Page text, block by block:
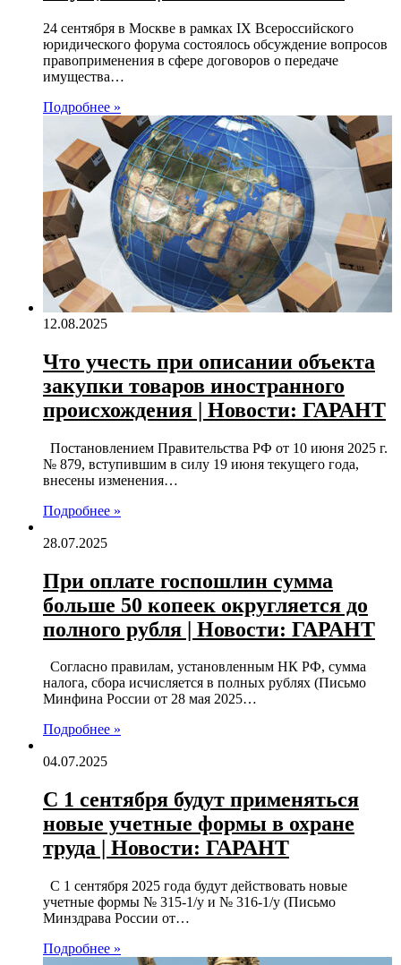
24 сентября в Москве в рамках IX Всероссийского
юридического форума состоялось обсуждение вопросов
правоприменения в сфере договоров о передаче
имущества…
Подробнее »
12.08.2025
Что учесть при описании объекта
закупки товаров иностранного
происхождения | Новости: ГАРАНТ
Постановлением Правительства РФ от 10 июня 2025 г.
№ 879, вступившим в силу 19 июня текущего года,
внесены изменения…
Подробнее »
28.07.2025
При оплате госпошлин сумма
больше 50 копеек округляется до
полного рубля | Новости: ГАРАНТ
Согласно правилам, установленным НК РФ, сумма
налога, сбора исчисляется в полных рублях (Письмо
Минфина России от 28 мая 2025…
Подробнее »
04.07.2025
С 1 сентября будут применяться
новые учетные формы в охране
труда | Новости: ГАРАНТ
С 1 сентября 2025 года будут действовать новые
учетные формы № 315-1/у и № 316-1/у (Письмо
Минздрава России от…
Подробнее »